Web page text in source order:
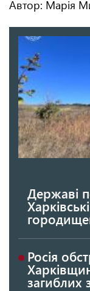
Автор: Марія
Державі
Росія
загиблих